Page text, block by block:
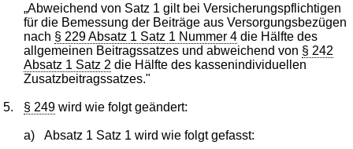
„Abweichend von Satz 1 gilt bei Versicherungspflichtigen
für die Bemessung der Beiträge aus Versorgungsbezügen
nach § 229 Absatz 1 Satz 1 Nummer 4 die Hälfte des
allgemeinen Beitragssatzes und abweichend von § 242
Absatz 1 Satz 2 die Hälfte des kassenindividuellen
Zusatzbeitragssatzes."
5. § 249 wird wie folgt geändert:
a) Absatz 1 Satz 1 wird wie folgt gefasst: